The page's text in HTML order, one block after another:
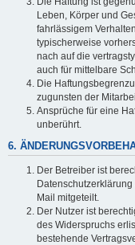
Leben, Körper und
fahrlässigem
typischerweise
nach auf die
auch für mittelbare
Die
zugunsten der
Ansprüche für eine
unberührt.
6.
Der Betreiber ist
Mail mitgeteilt.
Der Nutzer ist
des Widerspruchs
bestehende